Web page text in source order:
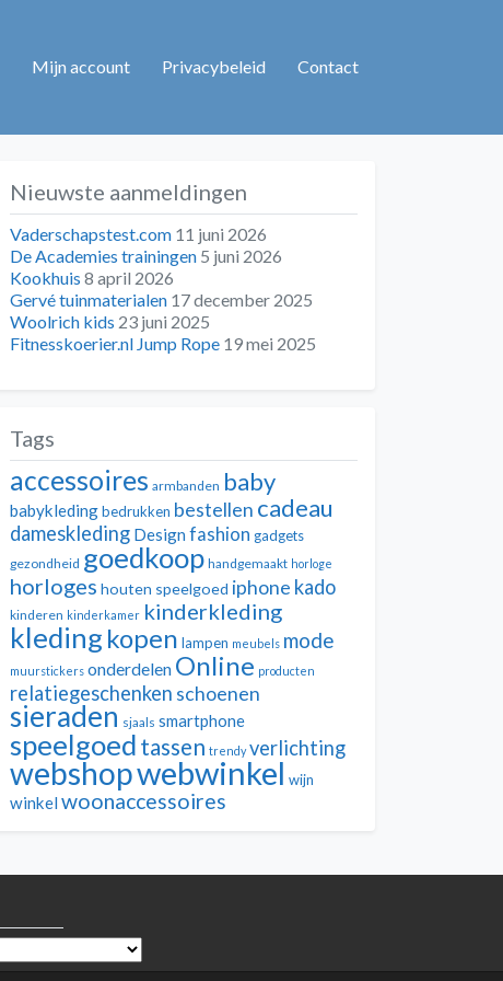
Mijn account Privacybeleid Contact
Nieuwste aanmeldingen
Vaderschapstest.com 11 juni 2026
De Academies trainingen 5 juni 2026
Kookhuis 8 april 2026
Gervé tuinmaterialen 17 december 2025
Woolrich kids 23 juni 2025
Fitnesskoerier.nl Jump Rope 19 mei 2025
Tags
accessoires armbanden baby
babykledingbedrukken bestellen cadeau
dameskleding Design fashion gadgets
gezondheid goedkoop handgemaakt horloge
horloges houten speelgoed iphone kado
kinderen kinderkamer kinderkleding
kleding kopen lampen meubels mode
muurstickers onderdelen Online producten
relatiegeschenken schoenen
sieraden sjaals smartphone
speelgoed tassen trendy verlichting
webshopwebwinkel wijn
winkelwoonaccessoires